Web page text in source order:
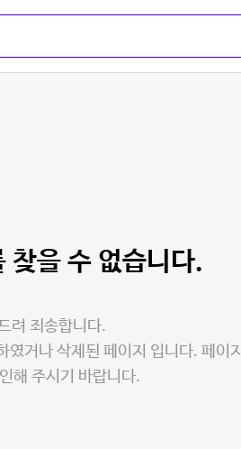
찾을 수 없습니다.
려 죄송합니다.
거나 삭제된 페이지 입니다. 페이지
해 주시기 바랍니다.